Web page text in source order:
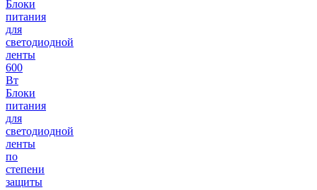
Блоки
питания
для
светодиодной
ленты
600
Вт
Блоки
питания
для
светодиодной
ленты
по
степени
защиты